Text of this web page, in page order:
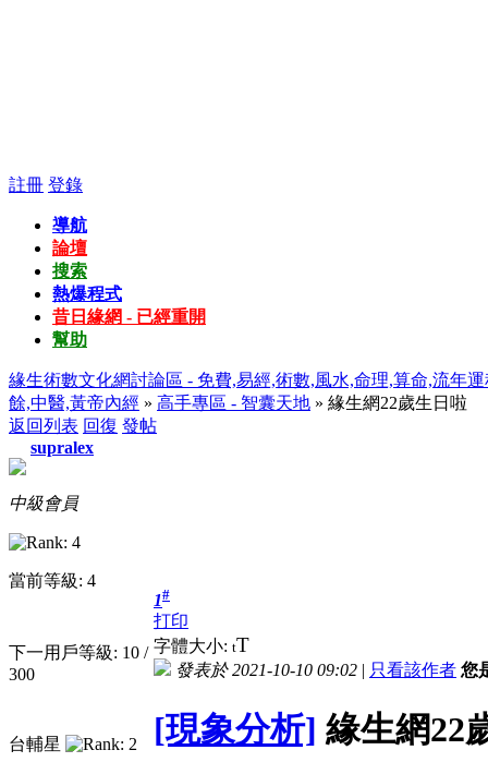
註冊 登錄
導航
論壇
搜索
熱爆程式
昔日緣網 - 已經重開
幫助
緣生術數文化網討論區 - 免費,易經,術數,風水,命理,算命,流年
餘,中醫,黃帝內經 » 高手專區 - 智囊天地 » 緣生網22歲生日啦
返回列表 回復 發帖
supralex
中級會員
當前等級: 4
下一用戶等級: 10 /
300
台輔星
1#
打印
字體大小: tT
發表於 2021-10-10 09:02 | 只看該作者 您
[現象分析] 緣生網22